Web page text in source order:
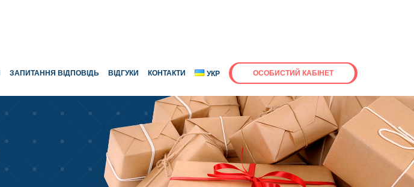
ОСОБИСТИЙ КАБІНЕТ
УКР
КОНТАКТИ
ВІДГУКИ
ЗАПИТАННЯ ВІДПОВІДЬ